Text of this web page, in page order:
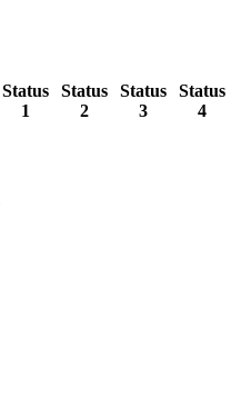
Status
1
Status
2
Status
3
Status
4